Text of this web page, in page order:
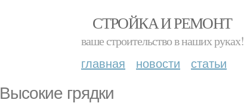
СТРОЙКА И РЕМОНТ
ваше строительство в наших руках!
главная новости статьи
Высокие грядки